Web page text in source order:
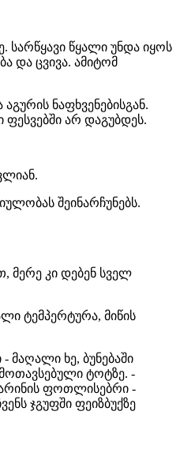
სარწყავი წყალი უნდა იყოს
და ცვივა. ამიტომ
ნაფხვენებისგან.
ფესვებში არ დაგუბდეს.
შეინარჩუნებს.
მერე კი დებენ სველ
ტემპერტურა, მიწის
მაღალი ხე, ბუნებაში
ტოტზე. -
ფოთლისებრი -
ჯგუფში ფეიზბუქზე